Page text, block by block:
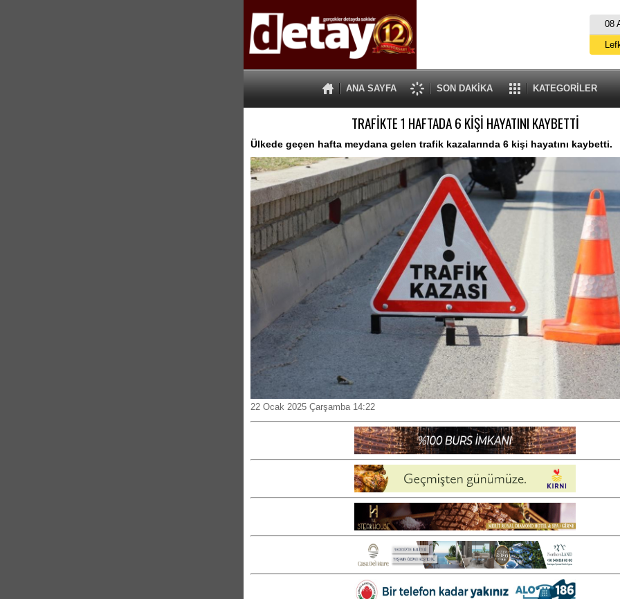
08
ANA SAYFA SON DAKİKA KATEGORİLER
TRAFİKTE 1 HAFTADA 6 KİŞİ HAYATINI KAYBETTİ
Ülkede geçen hafta meydana gelen trafik kazalarında 6 kişi hayatını kaybetti.
22 Ocak 2025 Çarşamba 14:22